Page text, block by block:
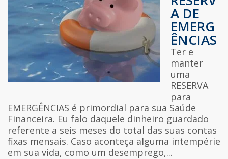
A DE
EMERG
ÊNCIAS
Ter e
manter
uma
RESERVA
para
EMERGÊNCIAS é primordial para sua Saúde
Financeira. Eu falo daquele dinheiro guardado
referente a seis meses do total das suas contas
fixas mensais. Caso aconteça alguma intempérie
em sua vida, como um desemprego,...